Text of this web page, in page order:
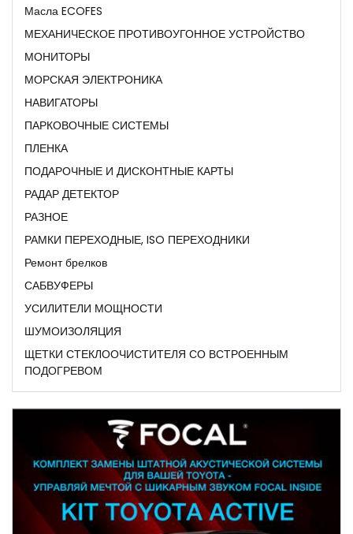
Масла ECOFES
МЕХАНИЧЕСКОЕ ПРОТИВОУГОННОЕ УСТРОЙСТВО
МОНИТОРЫ
МОРСКАЯ ЭЛЕКТРОНИКА
НАВИГАТОРЫ
ПАРКОВОЧНЫЕ СИСТЕМЫ
ПЛЕНКА
ПОДАРОЧНЫЕ И ДИСКОНТНЫЕ КАРТЫ
РАДАР ДЕТЕКТОР
РАЗНОЕ
РАМКИ ПЕРЕХОДНЫЕ, ISO ПЕРЕХОДНИКИ
Ремонт брелков
САБВУФЕРЫ
УСИЛИТЕЛИ МОЩНОСТИ
ШУМОИЗОЛЯЦИЯ
ЩЕТКИ СТЕКЛООЧИСТИТЕЛЯ СО ВСТРОЕННЫМ
ПОДОГРЕВОМ